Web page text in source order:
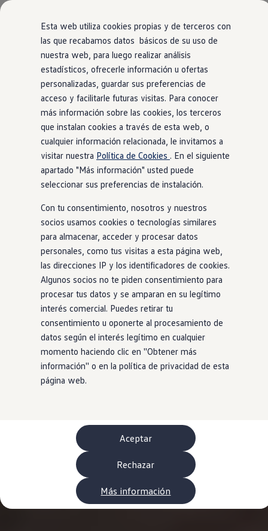
Esta web utiliza cookies propias y de terceros con
las que recabamos datos básicos de su uso de
nuestra web, para luego realizar análisis
estadísticos, ofrecerle información u ofertas
personalizadas, guardar sus preferencias de
acceso y facilitarle futuras visitas. Para conocer
más información sobre las cookies, los terceros
que instalan cookies a través de esta web, o
cualquier información relacionada, le invitamos a
visitar nuestra Política de Cookies . En el siguiente
apartado "Más información" usted puede
seleccionar sus preferencias de instalación.
Con tu consentimiento, nosotros y nuestros
socios usamos cookies o tecnologías similares
para almacenar, acceder y procesar datos
personales, como tus visitas a esta página web,
las direcciones IP y los identificadores de cookies.
Algunos socios no te piden consentimiento para
procesar tus datos y se amparan en su legítimo
interés comercial. Puedes retirar tu
consentimiento u oponerte al procesamiento de
datos según el interés legítimo en cualquier
momento haciendo clic en ''Obtener más
información'' o en la política de privacidad de esta
página web.
Aceptar
Rechazar
Más información
Ir
directamente
al contenido
Ir
directamente
al pie de
página
Nuevo ID. Polo: El eléctrico para todos
Nuevo ID. Cross 100% eléctrico
Modelos 7 plazas
Descubre el nuevo Golf GTI 50 Aniversario
Gama Deportiva
Gama SUV de Volkswagen
Ofertas y promociones
Precios Especiales
Renueva tu Volkswagen
Trae un amigo a Volkswagen Canarias
Financiación Volkswagen
Volkswagen Flex & Serenity
Renting
Vehículos de ocasión
Concursos Volkswagen
Clientes
Buscador de Concesionarios
Atención al cliente
Accesorios
Guía de mantenimiento
Información Útil
Viajar en coche
WLTP
Aceite y líquidos
EA189
Etiquetado de neumáticos UE - Volkswagen
Reciclaje Volkswagen Canarias
Servicios de mantenimiento
Garantía Volkswagen
Homologaciones y certificados de conformidad
Información sobre el apagón de redes 2G-3G
Recambios
Recambios reconstruidos
Neumáticos
Modelos antiguos
Servicio para vehículos eléctricos
myVolkswagen
Ayuda con aplicaciones y servicios digitales
Navigation Map Update
Extras digitales
Actualizaciones del software, los mapas y las
Buscar servicios para tu modelo